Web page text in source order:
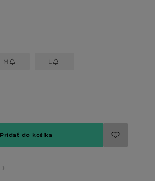
M L
Pridať do košíka